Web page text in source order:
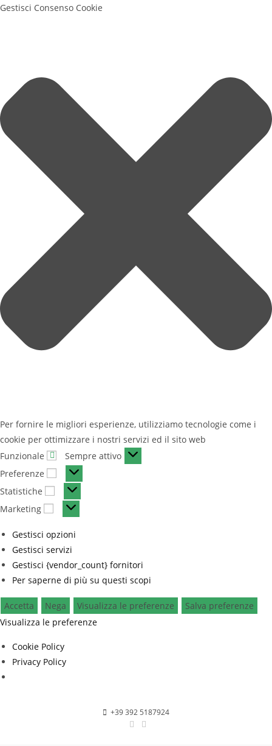
Gestisci Consenso Cookie
Per fornire le migliori esperienze, utilizziamo tecnologie come i
cookie per ottimizzare i nostri servizi ed il sito web
Funzionale
Funzionale
Sempre attivo
Preferenze
Preferenze
Statistiche
Statistiche
Marketing
Marketing
Gestisci opzioni
Gestisci servizi
Gestisci {vendor_count} fornitori
Per saperne di più su questi scopi
Accetta Nega Visualizza le preferenze
Salva preferenze
Visualizza le preferenze
Cookie Policy
Privacy Policy
+39 392 5187924